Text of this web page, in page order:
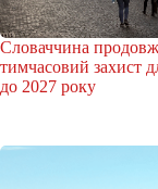
Словаччина
тимчасовий захист
до 2027 року